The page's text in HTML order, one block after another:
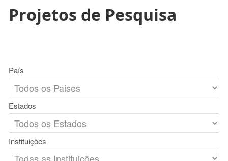
Projetos de Pesquisa
País
Estados
Instituições